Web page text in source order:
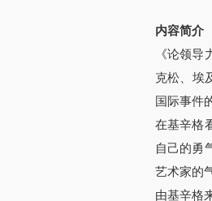
内容简介
《论领
克松、埃
国际事件
在基辛格
自己的勇
艺术家的
由基辛格